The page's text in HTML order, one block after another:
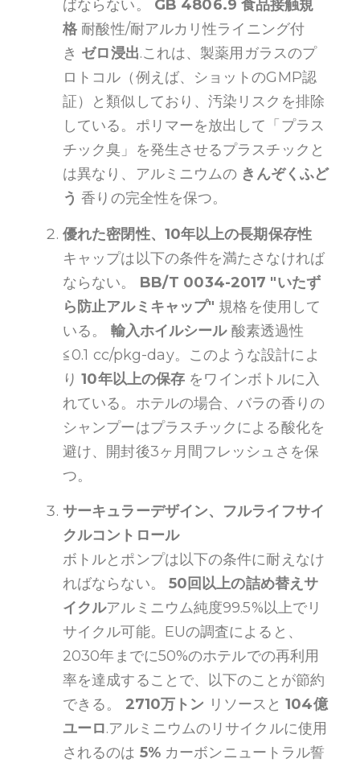
ばならない。 GB 4806.9 食品接触規
格 耐酸性/耐アルカリ性ライニング付
き ゼロ浸出.これは、製薬用ガラスのプ
ロトコル（例えば、ショットのGMP認
証）と類似しており、汚染リスクを排除
している。ポリマーを放出して「プラス
チック臭」を発生させるプラスチックと
は異なり、アルミニウムの きんぞくふど
う 香りの完全性を保つ。
優れた密閉性、10年以上の長期保存性
キャップは以下の条件を満たさなければ
ならない。 BB/T 0034-2017 "いたず
ら防止アルミキャップ" 規格を使用して
いる。 輸入ホイルシール酸素透過性
≦0.1 cc/pkg-day。このような設計によ
り10年以上の保存 をワインボトルに入
れている。ホテルの場合、バラの香りの
シャンプーはプラスチックによる酸化を
避け、開封後3ヶ月間フレッシュさを保
つ。
サーキュラーデザイン、フルライフサイ
クルコントロール
ボトルとポンプは以下の条件に耐えなけ
ればならない。 50回以上の詰め替えサ
イクルアルミニウム純度99.5%以上でリ
サイクル可能。EUの調査によると、
2030年までに50%のホテルでの再利用
率を達成することで、以下のことが節約
できる。 2710万トン リソースと104億
ユーロ.アルミニウムのリサイクルに使用
されるのは 5%カーボンニュートラル誓